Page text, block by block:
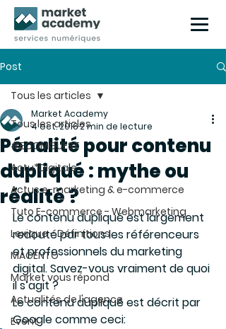
Post
Tous les articles
#ECOMGUEST
Actu*Digitale
Actus e-marketing & e-commerce
Tuto E-commerce - Webmarketing
Lexique - Définitions
MAGENTO
Market vous répond
Actualités de l'agence
Event
Tous les articles
Pénalité pour contenu
dupliqué : mythe ou
réalité ?
Market Academy
4 oct. 20162 min de lecture
Le contenu dupliqué est largement
redouté par tous les référenceurs
et professionnels du marketing
digital. Savez-vous vraiment de quoi
il s’agit ?
Le contenu dupliqué est décrit par
Google comme ceci: